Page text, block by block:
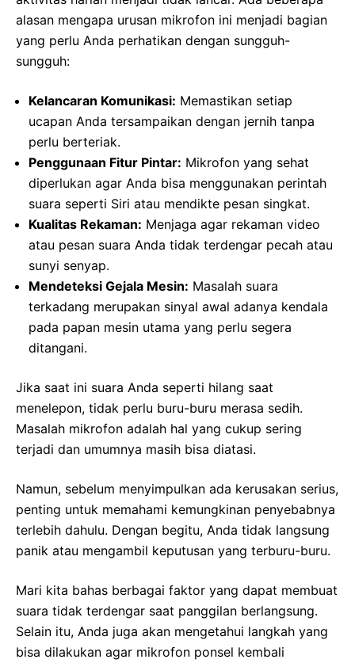
alasan mengapa urusan mikrofon ini menjadi bagian
yang perlu Anda perhatikan dengan sungguh-
sungguh:
Kelancaran Komunikasi: Memastikan setiap
ucapan Anda tersampaikan dengan jernih tanpa
perlu berteriak.
Penggunaan Fitur Pintar: Mikrofon yang sehat
diperlukan agar Anda bisa menggunakan perintah
suara seperti Siri atau mendikte pesan singkat.
Kualitas Rekaman: Menjaga agar rekaman video
atau pesan suara Anda tidak terdengar pecah atau
sunyi senyap.
Mendeteksi Gejala Mesin: Masalah suara
terkadang merupakan sinyal awal adanya kendala
pada papan mesin utama yang perlu segera
ditangani.
Jika saat ini suara Anda seperti hilang saat
menelepon, tidak perlu buru-buru merasa sedih.
Masalah mikrofon adalah hal yang cukup sering
terjadi dan umumnya masih bisa diatasi.
Namun, sebelum menyimpulkan ada kerusakan serius,
penting untuk memahami kemungkinan penyebabnya
terlebih dahulu. Dengan begitu, Anda tidak langsung
panik atau mengambil keputusan yang terburu-buru.
Mari kita bahas berbagai faktor yang dapat membuat
suara tidak terdengar saat panggilan berlangsung.
Selain itu, Anda juga akan mengetahui langkah yang
bisa dilakukan agar mikrofon ponsel kembali